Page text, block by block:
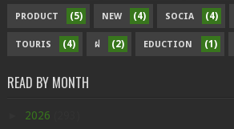
PRODUCT (5) NEW (4) SOCIA (4)
TOURIS (4) ฝ (2) EDUCTION (1)
READ BY MONTH
2026